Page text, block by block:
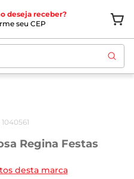
deseja receber?
seu CEP
1040561
Regina Festas
desta marca